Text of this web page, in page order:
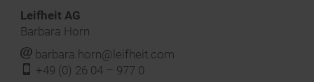
Leifheit AG
Barbara Horn
j barbara.horn@leifheit.com
f +49 (0) 26 04 – 977 0